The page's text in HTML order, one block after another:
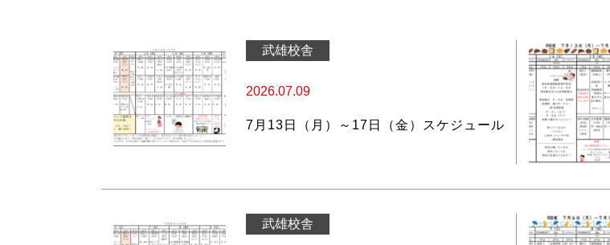
武雄校舎
2026.07.09
7月13日（月）～17日（金）スケジュール
武雄校舎